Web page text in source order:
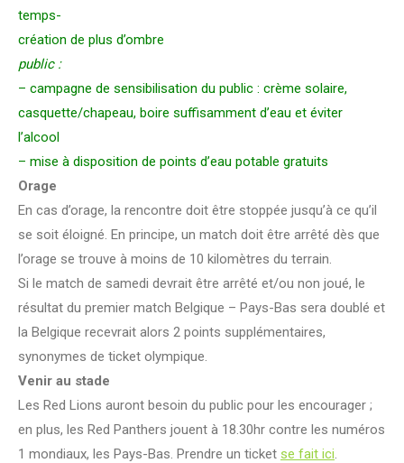
temps-
création de plus d’ombre
public :
– campagne de sensibilisation du public : crème solaire,
casquette/chapeau, boire suffisamment d’eau et éviter
l’alcool
– mise à disposition de points d’eau potable gratuits
Orage
En cas d’orage, la rencontre doit être stoppée jusqu’à ce qu’il
se soit éloigné. En principe, un match doit être arrêté dès que
l’orage se trouve à moins de 10 kilomètres du terrain.
Si le match de samedi devrait être arrêté et/ou non joué, le
résultat du premier match Belgique – Pays-Bas sera doublé et
la Belgique recevrait alors 2 points supplémentaires,
synonymes de ticket olympique.
Venir au stade
Les Red Lions auront besoin du public pour les encourager ;
en plus, les Red Panthers jouent à 18.30hr contre les numéros
1 mondiaux, les Pays-Bas. Prendre un ticket se fait ici.